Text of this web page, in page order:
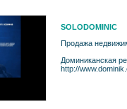
SOLODOMINIC
Продажа
Доминиканская
http://